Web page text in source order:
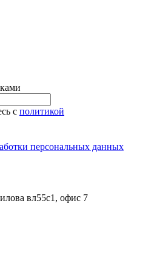
с политикой
персональных данных
вл55с1, офис 7